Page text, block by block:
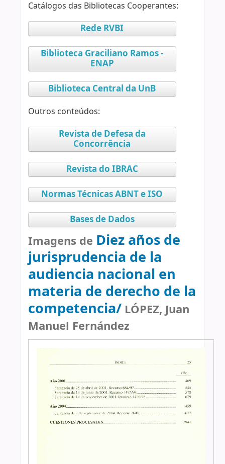
Catálogos das Bibliotecas Cooperantes:
Rede RVBI
Biblioteca Graciliano Ramos -
ENAP
Biblioteca Central da UnB
Outros conteúdos:
Revista de Defesa da
Concorrência
Revista do IBRAC
Normas Técnicas ABNT e ISO
Bases de Dados
Imagens de Diez años de
jurisprudencia de la
audiencia nacional en
materia de derecho de la
competencia/ LÓPEZ, Juan
Manuel Fernández